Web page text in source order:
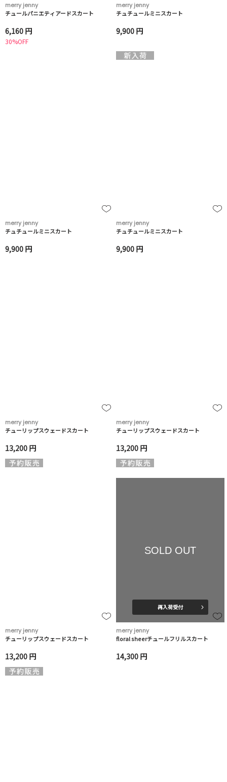
merry jenny
チュールパニエティアードスカート
6,160 円
30%OFF
merry jenny
チュチュールミニスカート
9,900 円
merry jenny
チュチュールミニスカート
9,900 円
merry jenny
チュチュールミニスカート
9,900 円
merry jenny
チューリップスウェードスカート
13,200 円
merry jenny
チューリップスウェードスカート
13,200 円
merry jenny
チューリップスウェードスカート
13,200 円
SOLD OUT
再入荷受付
merry jenny
floral sheerチュールフリルスカート
14,300 円